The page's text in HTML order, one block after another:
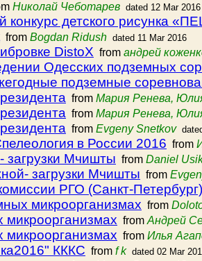
Николай Чеботарев dated 12 Mar 2016
конкурс детского рисунка
from Bogdan Ridush dated 11 Mar 2016
DistoX from андрей
Одесских подземных
подземные
from Мария Ренева,
from Мария Ренева,
from Evgeny Snetkov
в России 2016 from
загрузки Мчишты from Daniel
загрузки Мчишты from
РГО (Санкт-
микроорганизмах from
микроорганизмах from Андрей
микроорганизмах from Илья
КККС from f k dated 02 Mar